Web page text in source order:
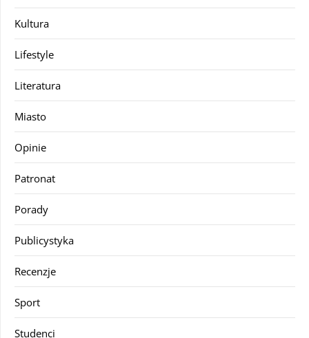
Kultura
Lifestyle
Literatura
Miasto
Opinie
Patronat
Porady
Publicystyka
Recenzje
Sport
Studenci